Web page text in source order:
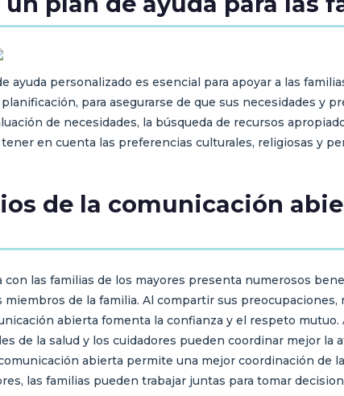
ayuda personalizado es esencial para apoyar a las
para asegurarse de que sus necesidades y
de necesidades, la búsqueda de recursos
en cuenta las preferencias culturales, religiosas y
de la comunicación
con las familias de los mayores presenta numerosos
de la familia. Al compartir sus
abierta fomenta la confianza y el respeto
de la salud y los cuidadores pueden coordinar mejor
abierta permite una mejor coordinación
las familias pueden trabajar juntas para tomar